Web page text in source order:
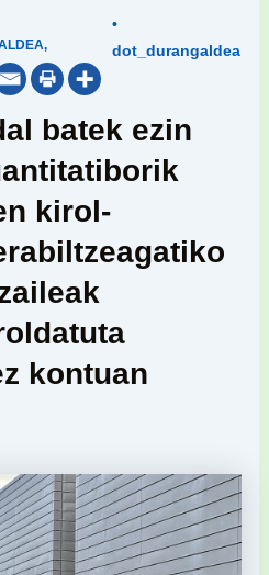
,
•
dot_durangaldea
batek ezin
kirol-
kontuan